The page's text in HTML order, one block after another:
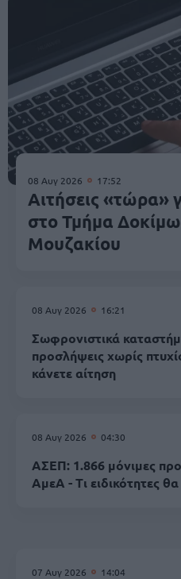
08 Αυγ 2026 17:52
Αιτήσεις «τώρα»
στο Τμήμα
Mουζακίου
08 Αυγ 2026 16:21
Σωφρονιστικά
προσλήψεις χωρίς
κάνετε αίτηση
08 Αυγ 2026 04:30
ΑΣΕΠ: 1.866 μόνιμες
ΑμεΑ - Τι ειδικότητες
07 Αυγ 2026 14:04